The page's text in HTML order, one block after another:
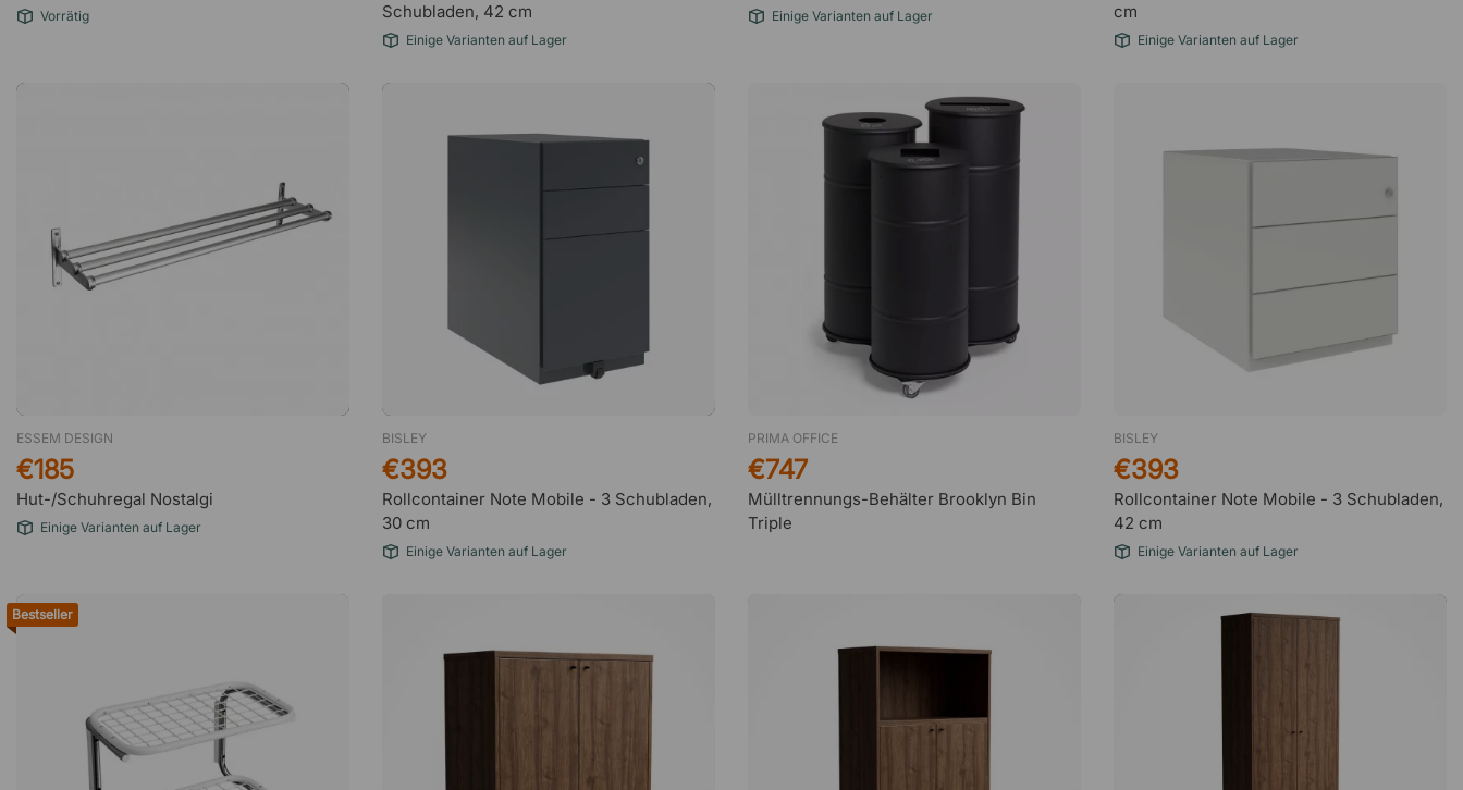
Sehr große Auswahl
Triple 2 Juni 2026
Zuverlässig
Siegfried Wössner
Unkompliziert
Sehr tolle Webseite und gut
Vorrätig
Schubladen, 42 cm
Einige Varianten auf Lager
Einige Varianten auf Lager
cm
Einige Varianten auf Lager
ESSEM DESIGN
Hut-/Schuhregal Nostalgi
€185
Einige Varianten auf Lager
BISLEY
Rollcontainer Note Mobile - 3 Schubladen,
30 cm
€393
Einige Varianten auf Lager
PRIMA OFFICE
Mülltrennungs-Behälter Brooklyn Bin
Triple
€747
BISLEY
Rollcontainer Note Mobile - 3 Schubladen,
42 cm
€393
Einige Varianten auf Lager
Bestseller